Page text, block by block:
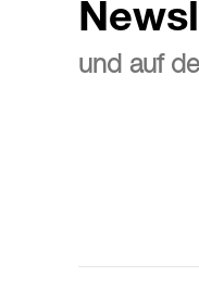
und auf